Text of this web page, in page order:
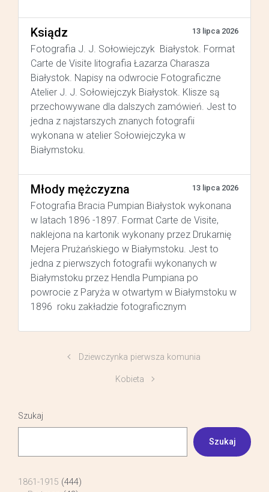
Ksiądz 13 lipca 2026
Fotografia J. J. Sołowiejczyk Białystok. Format
Carte de Visite litografia Łazarza Charasza
Białystok. Napisy na odwrocie Fotograficzne
Atelier J. J. Sołowiejczyk Białystok. Klisze są
przechowywane dla dalszych zamówień. Jest to
jedna z najstarszych znanych fotografii
wykonana w atelier Sołowiejczyka w
Białymstoku.
Młody mężczyzna 13 lipca 2026
Fotografia Bracia Pumpian Białystok wykonana
w latach 1896 -1897. Format Carte de Visite,
naklejona na kartonik wykonany przez Drukarnię
Mejera Prużańskiego w Białymstoku. Jest to
jedna z pierwszych fotografii wykonanych w
Białymstoku przez Hendla Pumpiana po
powrocie z Paryża w otwartym w Białymstoku w
1896 roku zakładzie fotograficznym
Dziewczynka pierwsza komunia
Kobieta
Szukaj
Szukaj
1861-1915 (444)